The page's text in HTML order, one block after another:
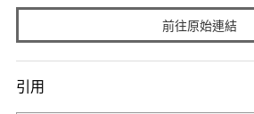
前往原始連結
引用